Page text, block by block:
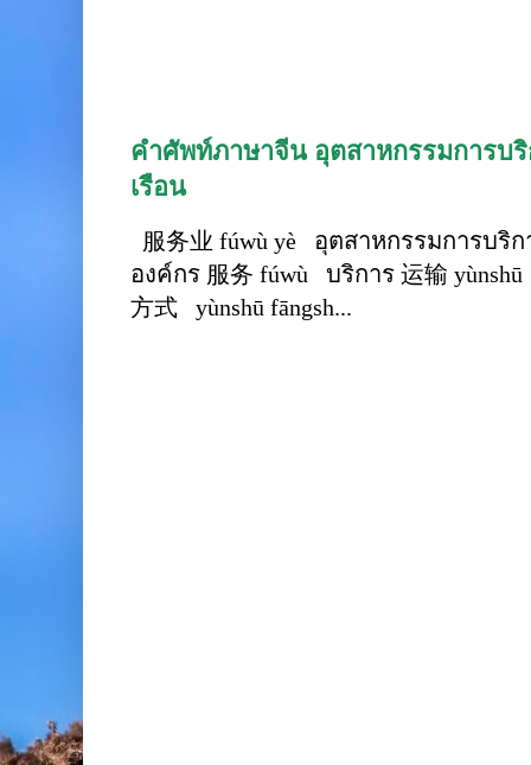
คำศัพท์ภาษาจีน อุตสาหกรรมการบ
เรือน
服务业 fúwù yè อุตสาหกรรมการบริ
องค์กร 服务 fúwù บริการ 运输
方式 yùnshū fāngsh...